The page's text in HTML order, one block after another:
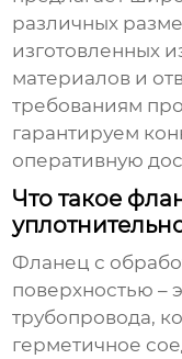
различных
изготовленных
материалов и
требованиям
гарантируем
оперативную
Что такое
Фланец с
поверхностью –
трубопровода,
герметичное